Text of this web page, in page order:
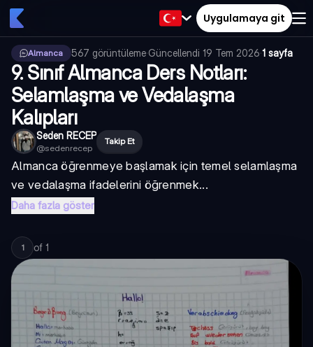
Uygulamaya git
Almanca 567 görüntüleme·Güncellendi 19 Tem 2026·1 sayfa
9. Sınıf Almanca Ders Notları:
Selamlaşma ve Vedalaşma
Kalıpları
Seden RECEP
@sedenrecep
Takip Et
Almanca öğrenmeye başlamak için temel selamlaşma
ve vedalaşma ifadelerini öğrenmek...
Daha fazla göster
1 of 1